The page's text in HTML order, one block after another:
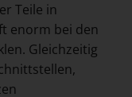
Teile in
enorm bei den
Gleichzeitig